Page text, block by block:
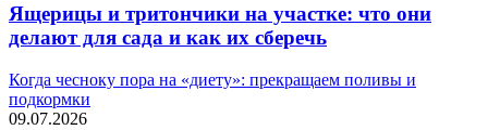
Ящерицы и тритончики на участке: что они
делают для сада и как их сберечь
Когда чесноку пора на «диету»: прекращаем поливы и
подкормки
09.07.2026